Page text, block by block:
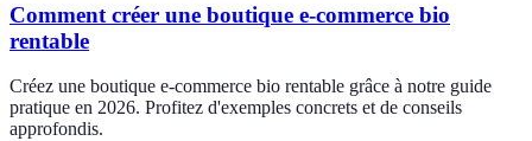
Comment créer une boutique e-commerce bio
rentable
Créez une boutique e-commerce bio rentable grâce à notre guide
pratique en 2026. Profitez d'exemples concrets et de conseils
approfondis.